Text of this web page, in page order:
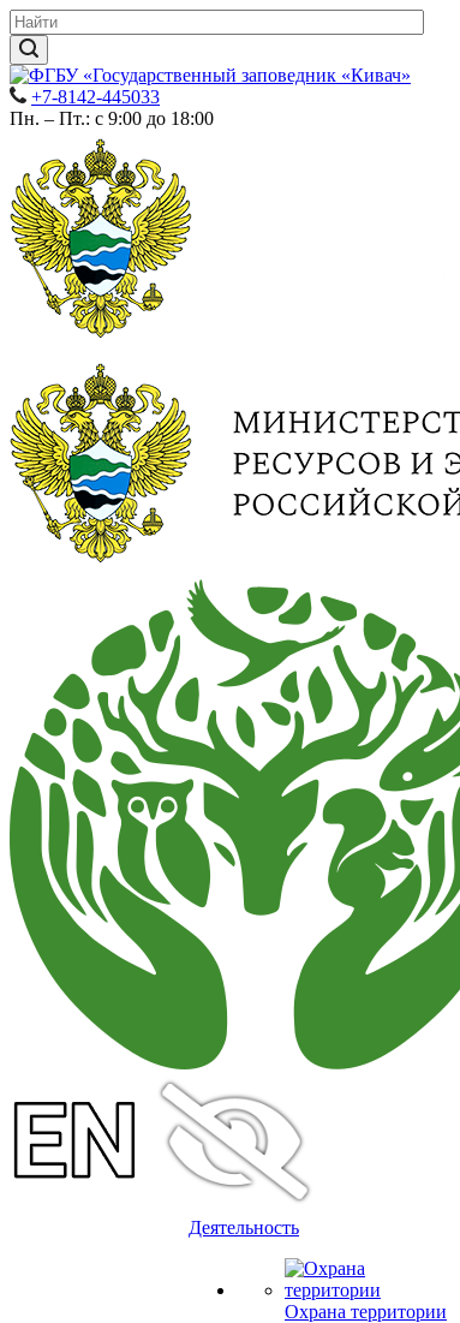
+7-8142-445033
Пн. – Пт.: с 9:00 до 18:00
Деятельность
Охрана территории